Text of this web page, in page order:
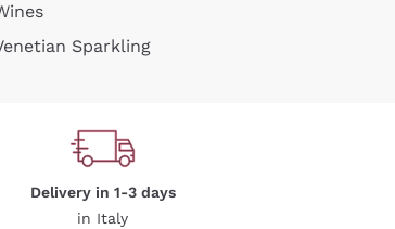
Sparkling
Delivery in 1-3 days
in Italy